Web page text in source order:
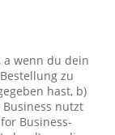
a wenn du dein
zu
hast, b)
Business nutzt
Business-